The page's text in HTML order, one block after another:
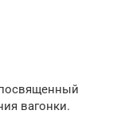
вагонки.